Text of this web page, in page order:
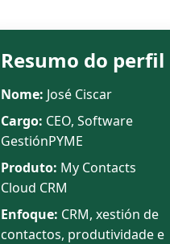
Resumo do perfil
Nome: José Ciscar
Cargo: CEO, Software
GestiónPYME
Produto: My Contacts
Cloud CRM
Enfoque: CRM, xestión de
contactos, produtividade e